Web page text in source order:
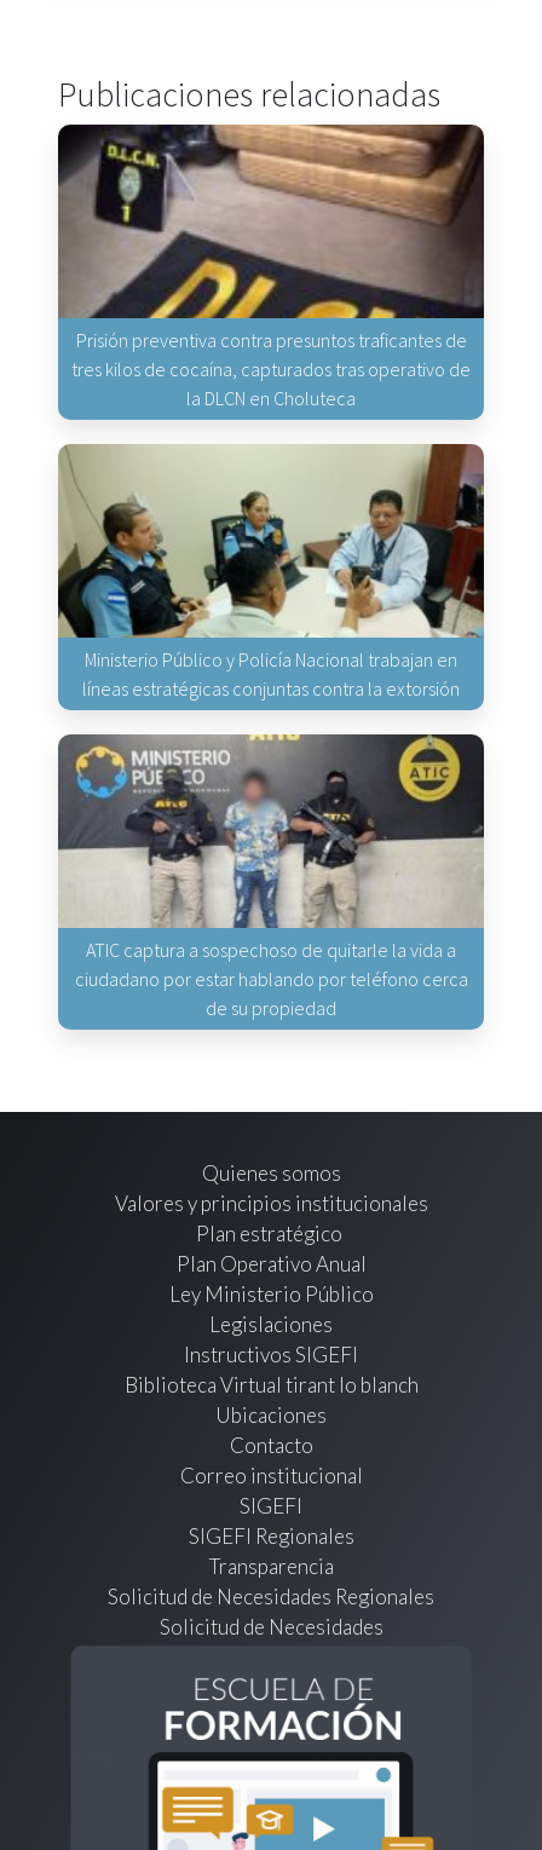
Publicaciones relacionadas
Prisión preventiva contra presuntos traficantes de
tres kilos de cocaína, capturados tras operativo de
la DLCN en Choluteca
Ministerio Público y Policía Nacional trabajan en
líneas estratégicas conjuntas contra la extorsión
ATIC captura a sospechoso de quitarle la vida a
ciudadano por estar hablando por teléfono cerca
de su propiedad
Quienes somos
Valores y principios institucionales
Plan estratégico
Plan Operativo Anual
Ley Ministerio Público
Legislaciones
Instructivos SIGEFI
Biblioteca Virtual tirant lo blanch
Ubicaciones
Contacto
Correo institucional
SIGEFI
SIGEFI Regionales
Transparencia
Solicitud de Necesidades Regionales
Solicitud de Necesidades